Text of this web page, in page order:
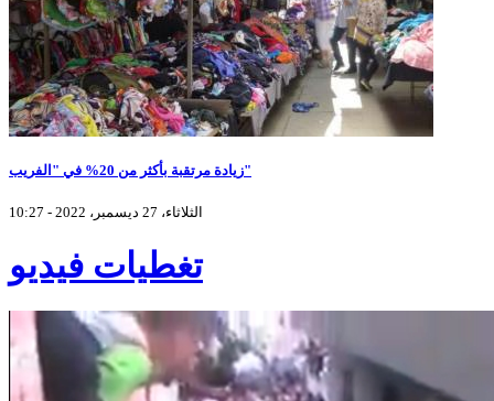
زيادة مرتقبة بأكثر من 20% في "الفريب"
الثلاثاء، 27 ديسمبر، 2022 - 10:27
تغطيات فيديو